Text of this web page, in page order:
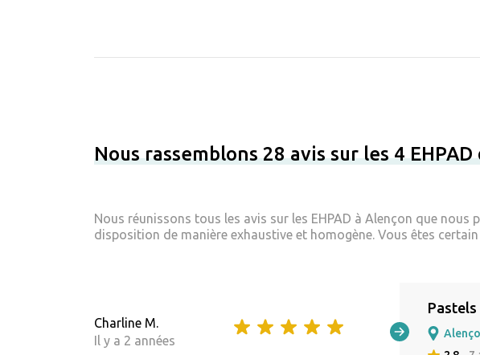
Nous rassemblons 28 avis sur les 4
Nous réunissons tous les avis sur les EHPAD à Alençon que
disposition de manière exhaustive et homogène. Vous êtes
Charline M.
Il y a 2 années
Pastels